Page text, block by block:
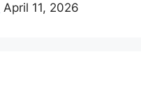
April 11, 2026